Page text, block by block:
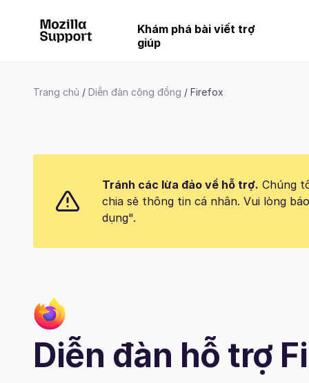
Khám phá bài viết trợ
giúp
Trang chủ Diễn đàn cộng đồng Firefox
Tránh các lừa đảo về hỗ trợ. Chúng
chia sẻ thông tin cá nhân. Vui lòng
dụng".
Diễn đàn hỗ trợ